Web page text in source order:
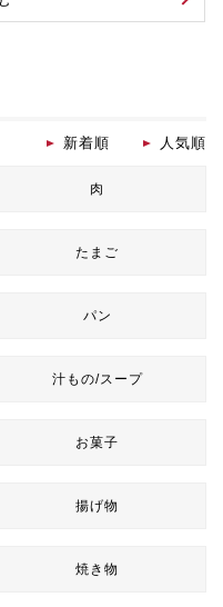
新着順 人気順
肉
たまご
パン
汁もの/スープ
お菓子
揚げ物
焼き物